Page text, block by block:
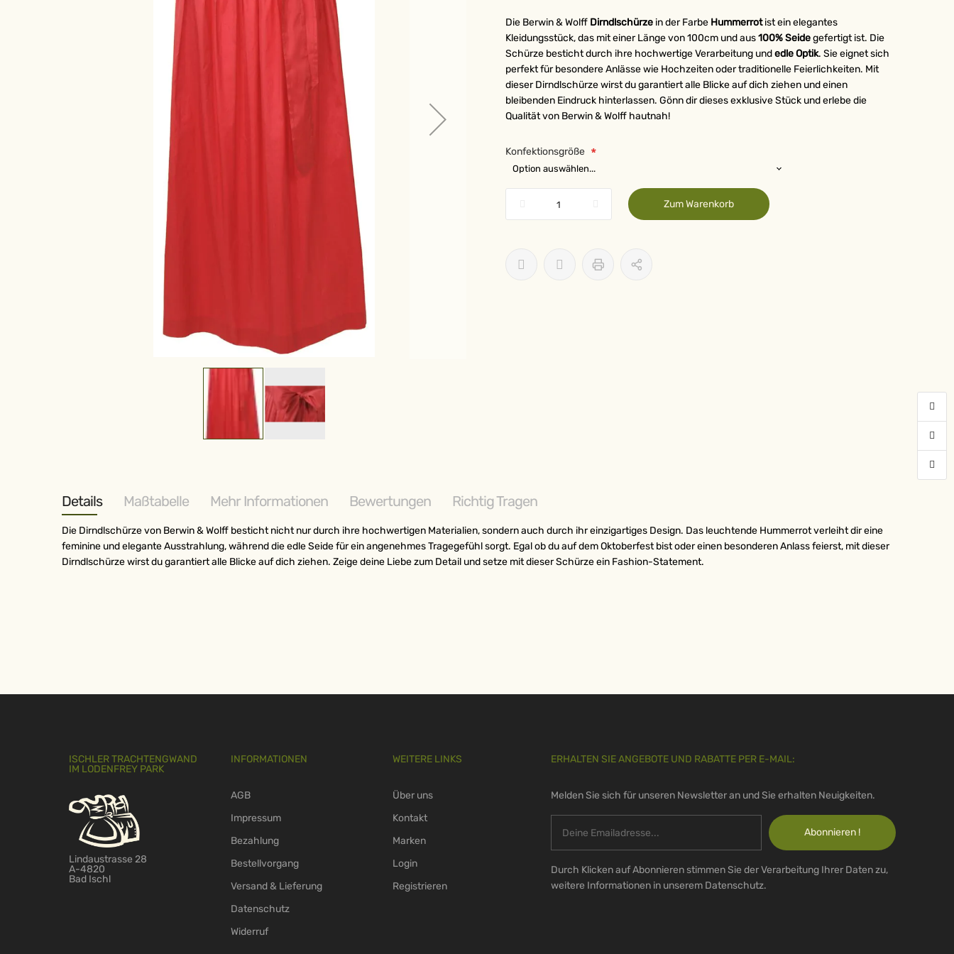
Die Berwin & Wolff Dirndlschürze in der Farbe Hummerrotist ein elegantes
Kleidungsstück, das mit einer Länge von 100cm und aus100% Seidegefertigt ist. Die
Schürze besticht durch ihre hochwertige Verarbeitung undedle Optik. Sie eignet sich
perfekt für besondere Anlässe wie Hochzeiten oder traditionelle Feierlichkeiten. Mit
dieser Dirndlschürze wirst du garantiert alle Blicke auf dich ziehen und einen
bleibenden Eindruck hinterlassen. Gönn dir dieses exklusive Stück und erlebe die
Qualität von Berwin & Wolff hautnah!
Konfektionsgröße
Zum Warenkorb
Details
Die Dirndlschürze von Berwin & Wolff besticht nicht nur durch ihre hochwertigen Materialien, sondern auch durch ihr einzigartiges Design. Das leuchtende Hummerrot verleiht dir eine
feminine und elegante Ausstrahlung, während die edle Seide für ein angenehmes Tragegefühl sorgt. Egal ob du auf dem Oktoberfest bist oder einen besonderen Anlass feierst, mit dieser
Dirndlschürze wirst du garantiert alle Blicke auf dich ziehen. Zeige deine Liebe zum Detail und setze mit dieser Schürze ein Fashion-Statement.
Maßtabelle Mehr Informationen Bewertungen Richtig Tragen
ISCHLER TRACHTENGWAND
IM LODENFREY PARK
Lindaustrasse 28
A-4820
Bad Ischl
INFORMATIONEN
AGB
Impressum
Bezahlung
Bestellvorgang
Versand & Lieferung
Datenschutz
Widerruf
WEITERE LINKS
Über uns
Kontakt
Marken
Login
Registrieren
ERHALTEN SIE ANGEBOTE UND RABATTE PER E-MAIL:
Melden Sie sich für unseren Newsletter an und Sie erhalten Neuigkeiten.
Abonnieren !
Durch Klicken auf Abonnieren stimmen Sie der Verarbeitung Ihrer Daten zu,
weitere Informationen in unserem Datenschutz.